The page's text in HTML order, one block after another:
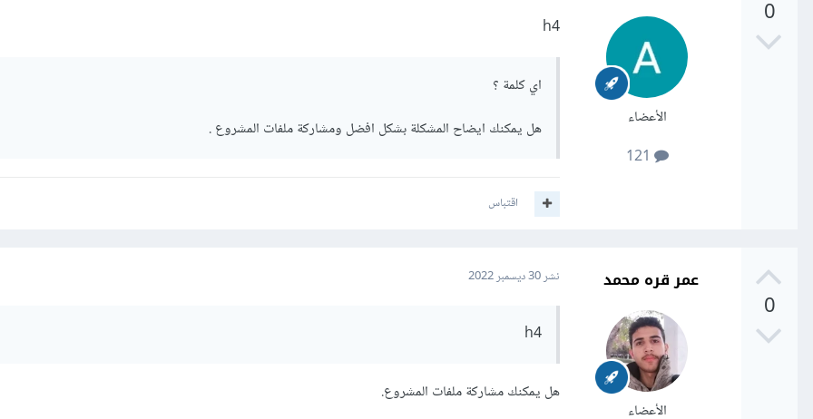
0
الأعضاء
h4
اي كلمة ؟
هل يمكنك ايضاح المشكلة بشكل افضل ومشاركة ملفات المشروع .
اقتباس
0
عمر قره محمد
الأعضاء
نشر30 ديسمبر 2022
h4
هل يمكنك مشاركة ملفات المشروع.